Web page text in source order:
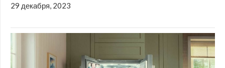
29 декабря, 2023